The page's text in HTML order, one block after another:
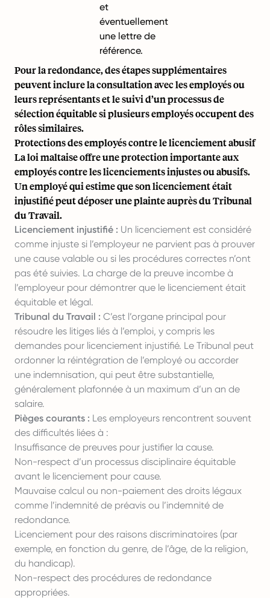
et
éventuellement
une lettre de
référence.
Pour la redondance, des étapes supplémentaires
peuvent inclure la consultation avec les employés ou
leurs représentants et le suivi d’un processus de
sélection équitable si plusieurs employés occupent des
rôles similaires.
Protections des employés contre le licenciement abusif
La loi maltaise offre une protection importante aux
employés contre les licenciements injustes ou abusifs.
Un employé qui estime que son licenciement était
injustifié peut déposer une plainte auprès du Tribunal
du Travail.
Licenciement injustifié : Un licenciement est considéré
comme injuste si l’employeur ne parvient pas à prouver
une cause valable ou si les procédures correctes n’ont
pas été suivies. La charge de la preuve incombe à
l’employeur pour démontrer que le licenciement était
équitable et légal.
Tribunal du Travail : C’est l’organe principal pour
résoudre les litiges liés à l’emploi, y compris les
demandes pour licenciement injustifié. Le Tribunal peut
ordonner la réintégration de l’employé ou accorder
une indemnisation, qui peut être substantielle,
généralement plafonnée à un maximum d’un an de
salaire.
Pièges courants : Les employeurs rencontrent souvent
des difficultés liées à :
Insuffisance de preuves pour justifier la cause.
Non-respect d’un processus disciplinaire équitable
avant le licenciement pour cause.
Mauvaise calcul ou non-paiement des droits légaux
comme l’indemnité de préavis ou l’indemnité de
redondance.
Licenciement pour des raisons discriminatoires (par
exemple, en fonction du genre, de l’âge, de la religion,
du handicap).
Non-respect des procédures de redondance
appropriées.